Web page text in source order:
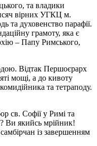
та владики
вірних УГКЦ м.
та духовенство парафії.
грамоту, яка є
– Папу Римського,
Відтак Першоєрарх
мощі, а до кивоту
та тетраподу.
св. Софії у Римі та
Ви якийсь мрійник!
із завершенням